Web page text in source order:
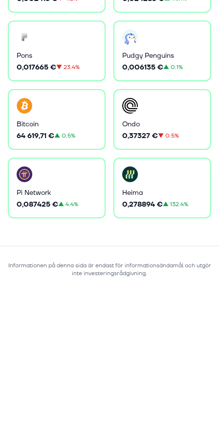
Pons
0,017665 €▼23.4%
Pudgy Penguins
0,006135 €▲0.1%
Bitcoin
64 619,71 €▲0.5%
Ondo
0,37327 €▼0.5%
Pi Network
0,087425 €▲4.4%
Heima
0,278894 €▲132.4%
Informationen på denna sida är endast för informationsändamål och utgör
inte investeringsrådgivning.